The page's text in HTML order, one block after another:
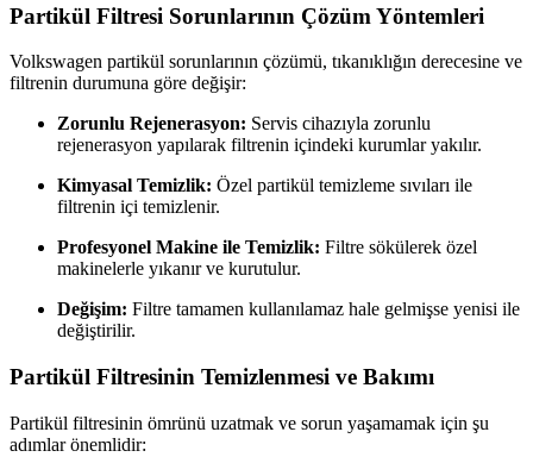
Partikül Filtresi Sorunlarının Çözüm Yöntemleri
Volkswagen partikül sorunlarının çözümü, tıkanıklığın derecesine ve
filtrenin durumuna göre değişir:
Zorunlu Rejenerasyon: Servis cihazıyla zorunlu
rejenerasyon yapılarak filtrenin içindeki kurumlar yakılır.
Kimyasal Temizlik: Özel partikül temizleme sıvıları ile
filtrenin içi temizlenir.
Profesyonel Makine ile Temizlik: Filtre sökülerek özel
makinelerle yıkanır ve kurutulur.
Değişim: Filtre tamamen kullanılamaz hale gelmişse yenisi ile
değiştirilir.
Partikül Filtresinin Temizlenmesi ve Bakımı
Partikül filtresinin ömrünü uzatmak ve sorun yaşamamak için şu
adımlar önemlidir: